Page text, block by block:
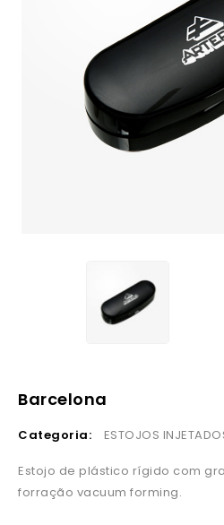
Barcelona
Categoria: ESTOJOS
Estojo de plástico rígido com
forração vacuum forming.